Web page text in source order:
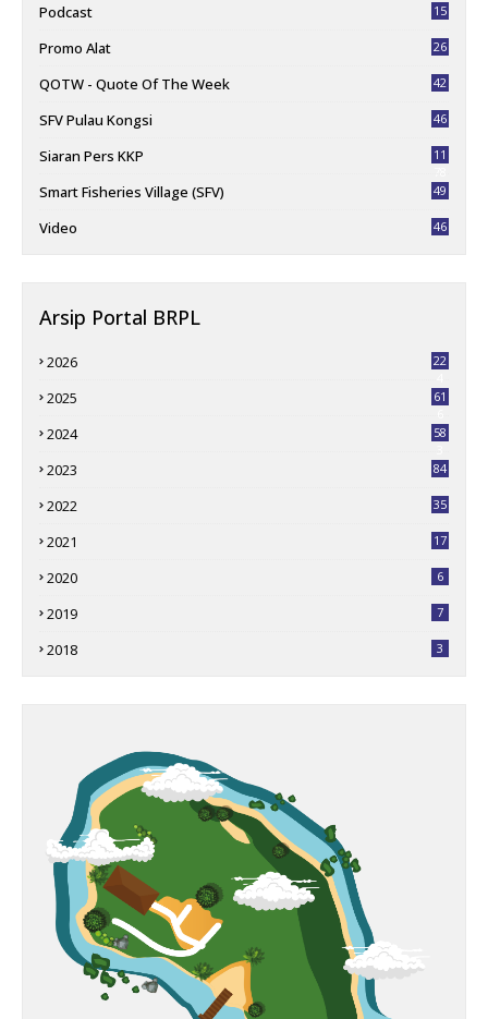
Podcast 15
Promo Alat 26
QOTW - Quote Of The Week 42
SFV Pulau Kongsi 46
Siaran Pers KKP
11
Smart Fisheries Village (SFV) 49
Video 46
Arsip Portal BRPL
2026
22
2025
61
2024
58
2023 84
2022 35
2021 17
2020 6
2019 7
2018 3